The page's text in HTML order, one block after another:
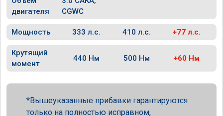
двигателя
CGWC
Мощность 333 л.с. 410 л.с. +77 л.с.
Крутящий
момент
440 Нм 500 Нм +60 Нм
Вышеуказанные прибавки гарантируются
только на полностью исправном,